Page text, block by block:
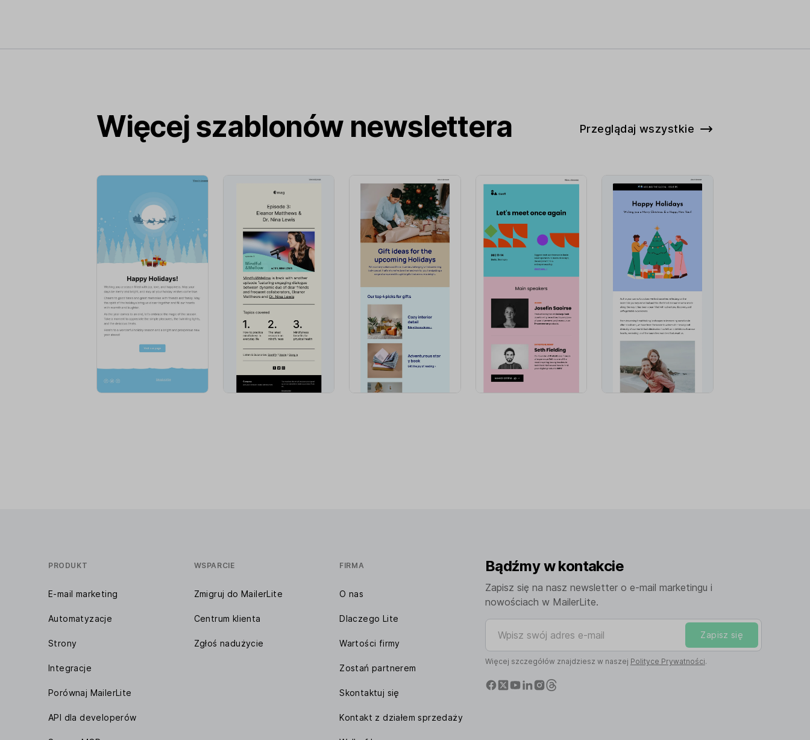
Więcej szablonów newslettera Przeglądaj wszystkie
PRODUKT
E-mail marketing
Automatyzacje
Strony
Integracje
Porównaj MailerLite
API dla developerów
WSPARCIE
Zmigruj do MailerLite
Centrum klienta
Zgłoś nadużycie
FIRMA
O nas
Dlaczego Lite
Wartości firmy
Zostań partnerem
Skontaktuj się
Kontakt z działem sprzedaży
Bądźmy w kontakcie
Zapisz się na nasz newsletter o e-mail marketingu i
nowościach w MailerLite.
Wpisz swój adres e-mail
Zapisz się
Więcej szczegółów znajdziesz w naszej Polityce Prywatności.